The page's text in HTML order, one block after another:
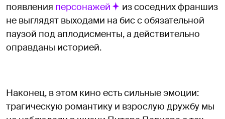
появления персонажей
из соседних франшиз
не выглядят выходами на бис с обязательной
паузой под аплодисменты, а действительно
оправданы историей.
Наконец, в этом кино есть сильные эмоции:
трагическую романтику и взрослую дружбу мы